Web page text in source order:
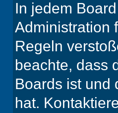
In jedem
Administration
Regeln
beachte, dass
Boards ist und
hat.